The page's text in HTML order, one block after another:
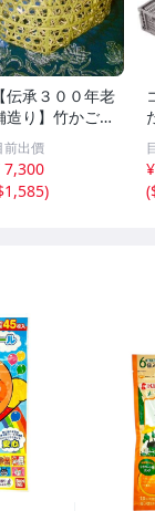
【伝承３００年老
造り】竹かご★
んごかご[大7段
型普及型]中古
★深山根曲竹★
目編★横径37c
前出價
7,300
)
(